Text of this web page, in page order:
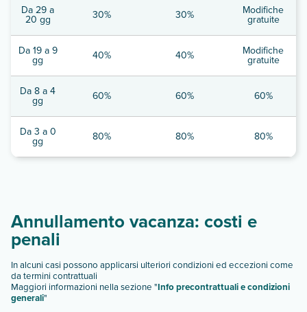
Da 29 a
20 gg 30% 30% Modifiche
gratuite
Da 19 a 9
gg 40% 40% Modifiche
gratuite
Da 8 a 4
gg 60% 60% 60%
Da 3 a 0
gg 80% 80% 80%
Annullamento vacanza: costi e
penali
In alcuni casi possono applicarsi ulteriori condizioni ed eccezioni come
da termini contrattuali
Maggiori informazioni nella sezione "Info precontrattuali e condizioni
generali"